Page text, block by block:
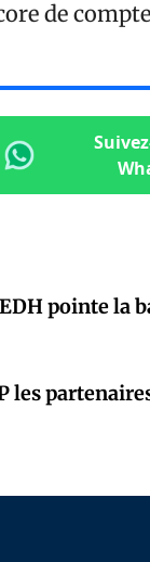
de
pointe la
les